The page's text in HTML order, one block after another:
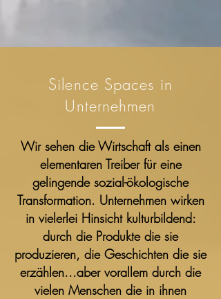
Silence Spaces in
Unternehmen
Wir sehen die Wirtschaft als einen
elementaren Treiber für eine
gelingende sozial-ökologische
Transformation. Unternehmen wirken
in vielerlei Hinsicht kulturbildend:
durch die Produkte die sie
produzieren, die Geschichten die sie
erzählen...aber vorallem durch die
vielen Menschen die in ihnen